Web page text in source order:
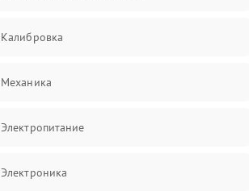
Калибровка
Механика
Электропитание
Электроника